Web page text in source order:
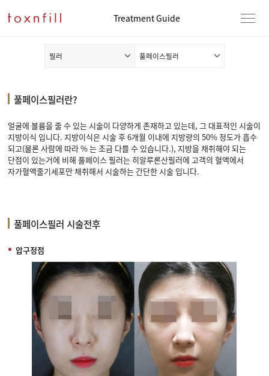
Treatment Guide
필러 풀페이스필러
풀페이스필러란?
얼굴에 볼륨을 줄 수 있는 시술이 다양하게 존재하고 있는데, 그 대표적인 시술이
지방이식 입니다. 지방이식은 시술 후 6개월 이내에 지방량의 50% 정도가 흡수
되고(물론 사람에 따라 % 는 조금 다를 수 있습니다.), 지방을 채취해야 되는
단점이 있는거에 비해 풀페이스 필러는 히알루론산필러에 고객의 혈액에서
자가혈액줄기세포만 채취해서 시술하는 간단한 시술 입니다.
풀페이스필러 시술전후
압구정점